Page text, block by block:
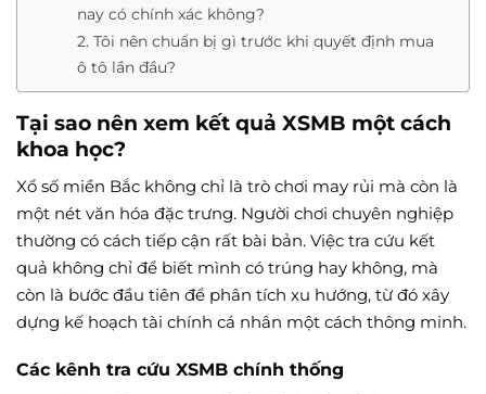
nay có chính xác không?
2. Tôi nên chuẩn bị gì trước khi quyết định mua
ô tô lần đầu?
Tại sao nên xem kết quả XSMB một cách
khoa học?
Xổ số miền Bắc không chỉ là trò chơi may rủi mà còn là
một nét văn hóa đặc trưng. Người chơi chuyên nghiệp
thường có cách tiếp cận rất bài bản. Việc tra cứu kết
quả không chỉ để biết mình có trúng hay không, mà
còn là bước đầu tiên để phân tích xu hướng, từ đó xây
dựng kế hoạch tài chính cá nhân một cách thông minh.
Các kênh tra cứu XSMB chính thống